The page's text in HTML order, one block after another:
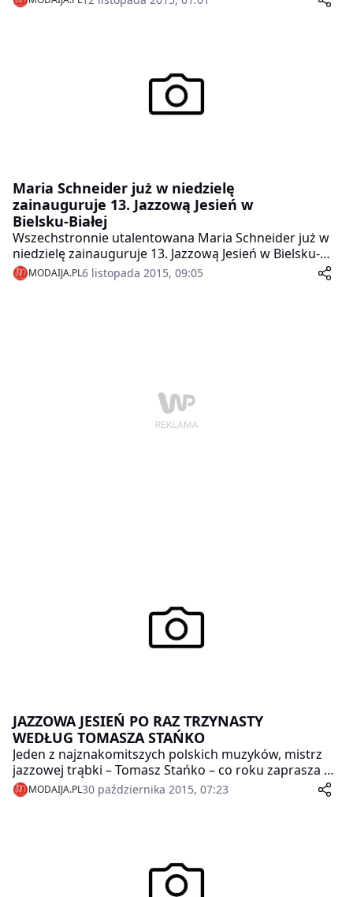
zapierająca dech w piersiach, wspaniała, poza
Maria Schneider już w niedzielę
zainauguruje 13. Jazzową Jesień w
Bielsku-Białej
Wszechstronnie utalentowana Maria Schneider już w
niedzielę zainauguruje 13. Jazzową Jesień w Bielsku-
BiałejMODAIJA.PL6 listopada 2015, 09:05
JAZZOWA JESIEŃ PO RAZ TRZYNASTY
WEDŁUG TOMASZA STAŃKO
Jeden z najznakomitszych polskich muzyków, mistrz
jazzowej trąbki – Tomasz Stańko – co roku zaprasza do
Bielska-Białej fantastycznych artystów z całego świata.
Jak sam przyznaje, program Jazzowej Jesieni
„Odmienne harmonie”, od 8 do 15 listopada.
MODAIJA.PL30 października 2015, 07:23